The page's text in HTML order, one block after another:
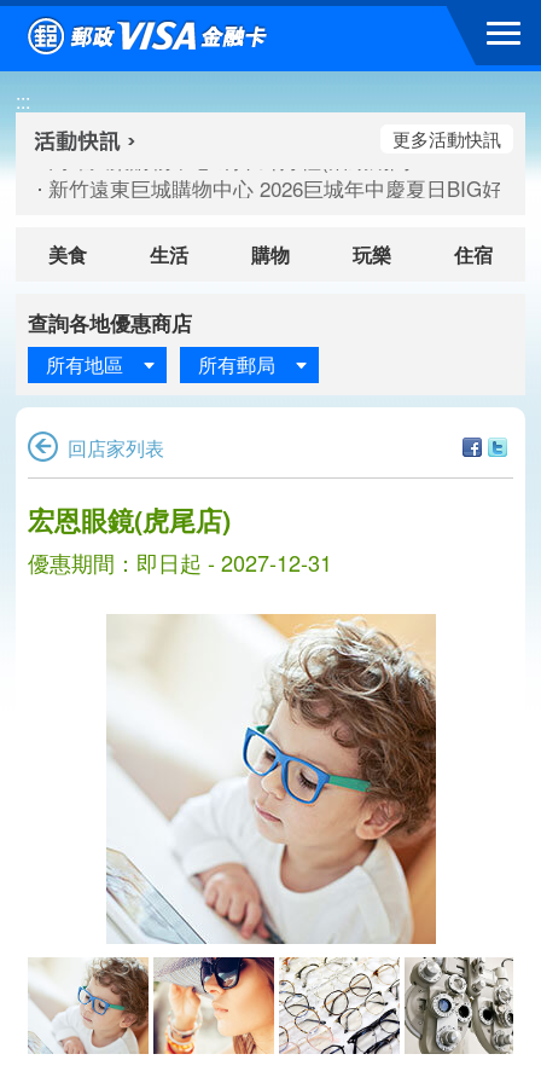
跳到主要內容區塊
:::
高雄大樂購物中心 刷卡郵好禮(活動期間：115/08/07-
臺北三創生活 有點東西第2波 刷卡郵好禮(活動期間：
高雄大樂購物中心 刷卡郵好禮(活動期間：115/08/07-
新竹遠東巨城購物中心 2026巨城年中慶夏日BIG好刷(
更多活動快訊
美食 生活 購物 玩樂 住宿
查詢各地優惠商店
所有地區 所有郵局
回店家列表
分分
宏恩眼鏡(虎尾店)
優惠期間：即日起 - 2027-12-31